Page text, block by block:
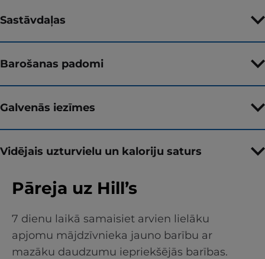
Sastāvdaļas
Barošanas padomi
Galvenās iezīmes
Vidējais uzturvielu un kaloriju saturs
Pāreja uz Hill’s
7 dienu laikā samaisiet arvien lielāku
apjomu mājdzīvnieka jauno barību ar
mazāku daudzumu iepriekšējās barības.